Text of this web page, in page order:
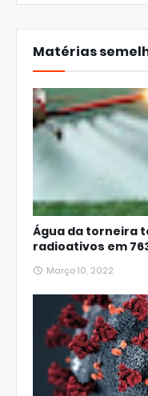
Matérias
Água da torneira
radioativos em
Março 10, 2022